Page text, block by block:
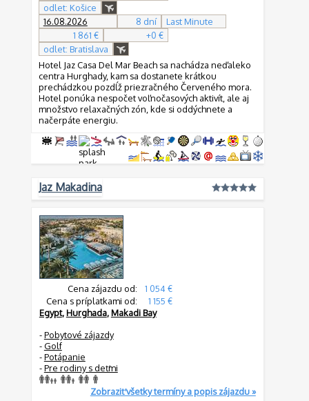
odlet: Košice
16.08.2026
8 dní
Last Minute
1 861 €
+0 €
odlet: Bratislava
Hotel Jaz Casa Del Mar Beach sa nachádza neďaleko
centra Hurghady, kam sa dostanete krátkou
prechádzkou pozdĺž priezračného Červeného mora.
Hotel ponúka nespočet voľnočasových aktivít, ale aj
množstvo relaxačných zón, kde si oddýchnete a
načerpáte energiu.
Jaz Makadina
Cena zájazdu od:
1 054 €
Cena s príplatkami od:
1 155 €
Egypt,Hurghada,Makadi Bay
-Pobytové zájazdy
-Golf
-Potápanie
-Pre rodiny s deťmi
Zobraziť všetky termíny a popis zájazdu »